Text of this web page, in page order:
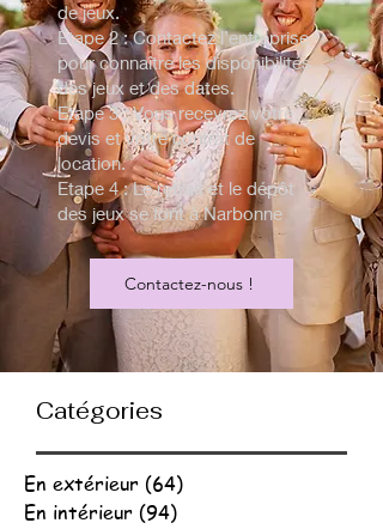
de jeux.
Etape 2 : Contactez l’entreprise
pour connaître les disponibilités
des jeux et des dates.
Etape 3 : Vous recevrez votre
devis et votre contrat de
location.
Etape 4 : Le retrait et le dépôt
des jeux se font à Narbonne
Contactez-nous !
Catégories
En extérieur (64)
En intérieur (94)